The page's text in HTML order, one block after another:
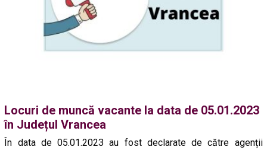
Locuri de muncă vacante la data de 05.01.2023
în Județul Vrancea
În data de 05.01.2023 au fost declarate de către agenții